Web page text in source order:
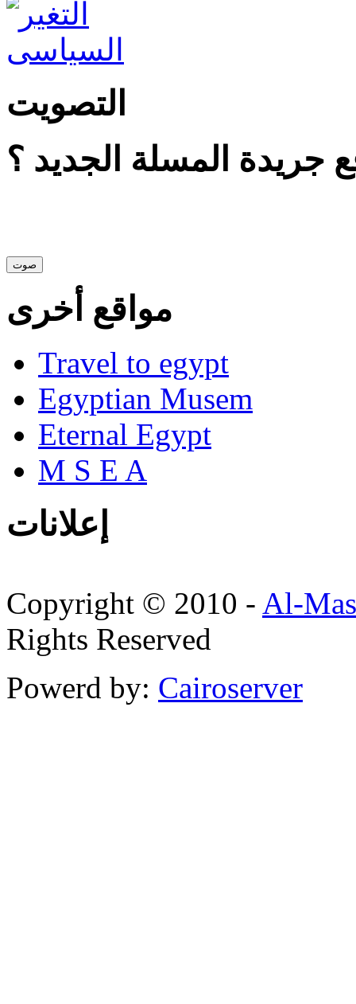
التصويت
جريدة المسلة الجديد ؟
مواقع أخرى
Travel to egypt
Egyptian Musem
Eternal Egypt
M S E A
إعلانات
Copyright © 2010 - Al-
Rights Reserved
Powerd by: Cairoserver